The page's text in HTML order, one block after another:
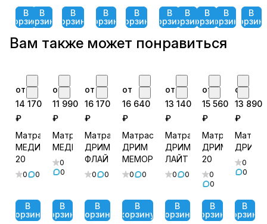
В
корзину
В
корзину
В
корзину
В
корзину
В
корзину
В
корзину
В
корзину
В
корзину
В
корзину
В
Вам также может понравиться
от
14 170
₽
Матрас
МЕДИУМ
20
0 0
В
корзину
от
11 990
₽
Матрас
МЕДИУМ
0
0
В
корзину
от
16 170
₽
Матрас
ДРИМ
ФЛАЙ
0 0
В
корзину
от
16 640
₽
Матрас
ДРИМ
МЕМОРИ
0 0
В
корзину
от
13 140
₽
Матрас
ДРИМ
ЛАЙТ
0 0
В
корзину
от
15 560
₽
Матрас
ДРИМ
20
0
0
В
корзину
от
13 890
₽
Матрас
ДРИМ
0
0
В
корзину